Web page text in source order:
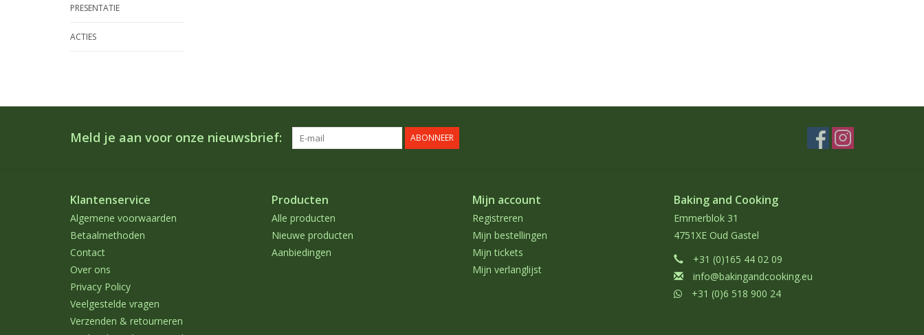
PRESENTATIE
ACTIES
Meld je aan voor onze nieuwsbrief: ABONNEER
Klantenservice
Algemene voorwaarden
Betaalmethoden
Contact
Over ons
Privacy Policy
Veelgestelde vragen
Verzenden & retourneren
Producten
Alle producten
Nieuwe producten
Aanbiedingen
Mijn account
Registreren
Mijn bestellingen
Mijn tickets
Mijn verlanglijst
Baking and Cooking
Emmerblok 31
4751XE Oud Gastel
+31 (0)165 44 02 09
info@bakingandcooking.eu
+31 (0)6 518 900 24